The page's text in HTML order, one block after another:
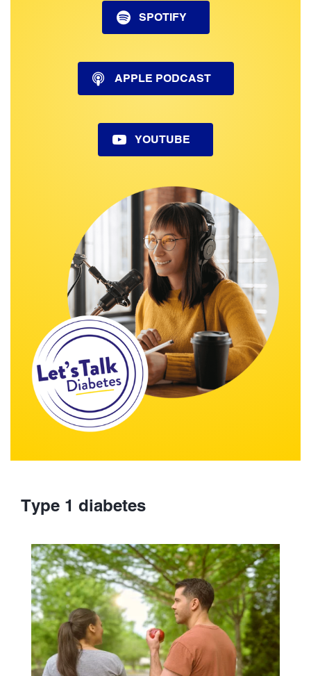
SPOTIFY
APPLE PODCAST
YOUTUBE
Type 1 diabetes